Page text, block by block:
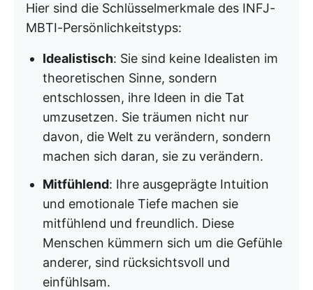
Hier sind die Schlüsselmerkmale des INFJ-
MBTI-Persönlichkeitstyps:
Idealistisch: Sie sind keine Idealisten im
theoretischen Sinne, sondern
entschlossen, ihre Ideen in die Tat
umzusetzen. Sie träumen nicht nur
davon, die Welt zu verändern, sondern
machen sich daran, sie zu verändern.
Mitfühlend: Ihre ausgeprägte Intuition
und emotionale Tiefe machen sie
mitfühlend und freundlich. Diese
Menschen kümmern sich um die Gefühle
anderer, sind rücksichtsvoll und
einfühlsam.